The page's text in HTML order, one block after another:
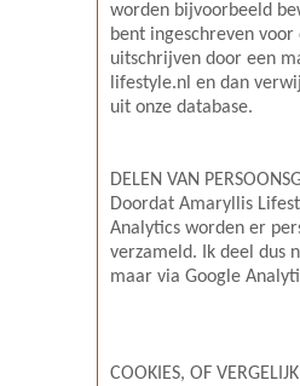
worden bijvoorbeeld
bent ingeschreven
uitschrijven door een
lifestyle.nl en dan
uit onze database.
DELEN VAN
Doordat Amaryllis
Analytics worden er
verzameld. Ik deel dus
maar via Google
COOKIES, OF